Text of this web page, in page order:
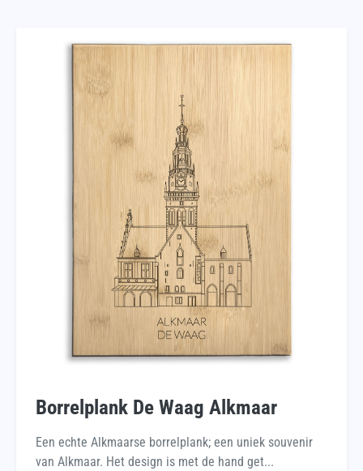
Borrelplank De Waag Alkmaar
Een echte Alkmaarse borrelplank; een uniek souvenir
van Alkmaar. Het design is met de hand get...